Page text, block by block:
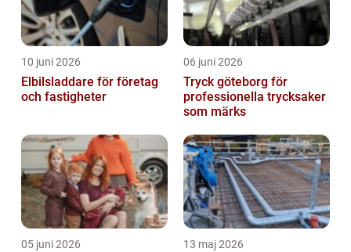
10 juni 2026
Elbilsladdare för företag
och fastigheter
06 juni 2026
Tryck göteborg för
professionella trycksaker
som märks
05 juni 2026 13 maj 2026